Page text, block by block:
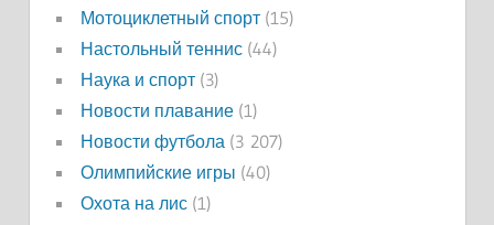
Мотоциклетный спорт(15)
Настольный теннис(44)
Наука и спорт(3)
Новости плавание(1)
Новости футбола(3 207)
Олимпийские игры (40)
Охота на лис(1)